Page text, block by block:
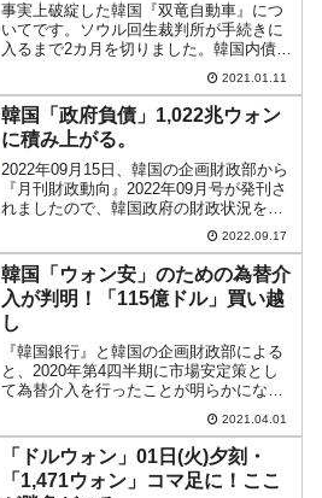
事実上破綻した韓国『双竜自動車』につ
いてです。ソウル回生裁判所が手続きに
入るまで2カ月を切りました。韓国内債権
団の主力である国策銀行『産業銀行』
が、75％の株式を保有するオーナー企業
インドの『マヒンドラ＆マヒンドラ』と
対立していることが明ら...
2021.01.11
韓国「政府負債」1,022兆ウォン
に積み上がる。
2022年09月15日、韓国の企画財政部から
『月刊財政動向』2022年09月号が発刊さ
れましたので、韓国政府の財政状況を見
てみます。結論から先に述べると前月よ
りマシになりました。2022年07月総収
入：59.7兆ウォン総支出：41.0兆ウォ...
2022.09.17
韓国「ウォン安」のための為替介
入が判明！「115億ドル」買い越
し
『韓国銀行』と韓国の企画財政部による
と、2020年第4四半期に市場安定策とし
て為替介入を行ったことが明らかになり
ました。まず、以下のドルウォンチャー
トをご覧ください（チャートは
『Investing.com』より引用）。2020年は
コロナ禍の...
2021.04.01
「ドルウォン」01日(火)夕刻・
「1,471ウォン」コマ足に！ここ